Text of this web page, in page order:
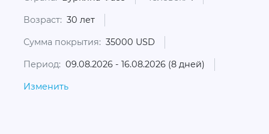
Возраст: 30 лет
Сумма покрытия: 35000 USD
Период: 09.08.2026 - 16.08.2026 (8 дней)
Изменить